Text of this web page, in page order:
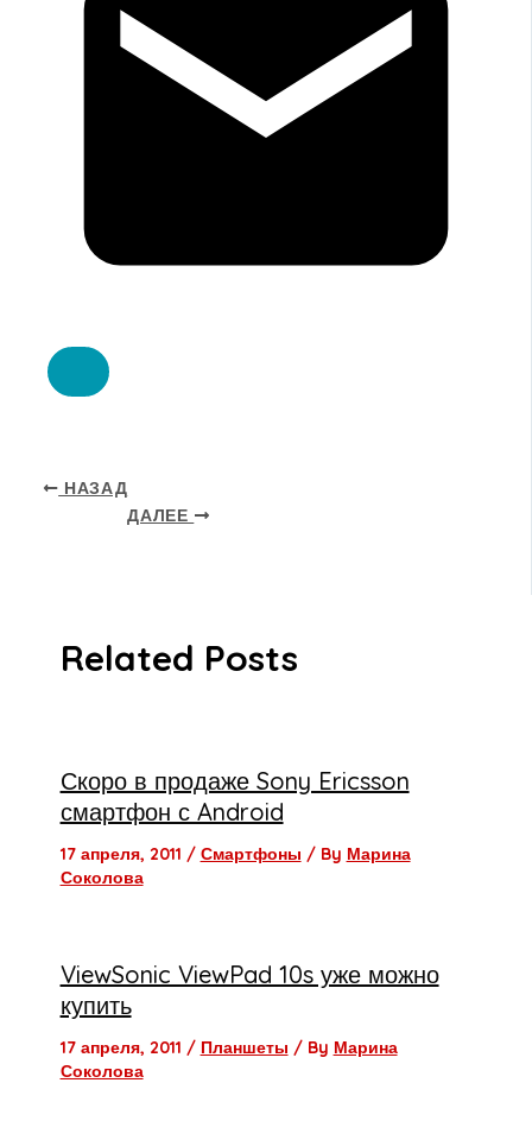
НАЗАД
ДАЛЕЕ
Related Posts
Скоро в продаже Sony Ericsson
смартфон с Android
17 апреля, 2011 / Смартфоны / By Марина
Соколова
ViewSonic ViewPad 10s уже можно
купить
17 апреля, 2011 / Планшеты / By Марина
Соколова